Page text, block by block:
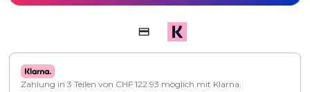
Zahlung in 3 Teilen von CHF 122.93 möglich mit Klarna.